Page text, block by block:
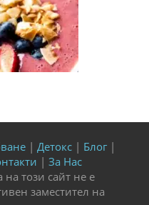
| Детокс | Блог |
| За Нас
този сайт не е
заместител на